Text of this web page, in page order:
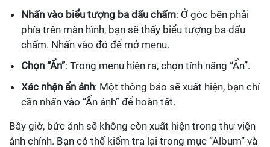
Nhấn vào biểu tượng ba dấu chấm: Ở góc bên phải
phía trên màn hình, bạn sẽ thấy biểu tượng ba dấu
chấm. Nhấn vào đó để mở menu.
Chọn “Ẩn”: Trong menu hiện ra, chọn tính năng “Ẩn”.
Xác nhận ẩn ảnh: Một thông báo sẽ xuất hiện, bạn chỉ
cần nhấn vào “Ẩn ảnh” để hoàn tất.
Bây giờ, bức ảnh sẽ không còn xuất hiện trong thư viện
ảnh chính. Bạn có thể kiểm tra lại trong mục “Album” và